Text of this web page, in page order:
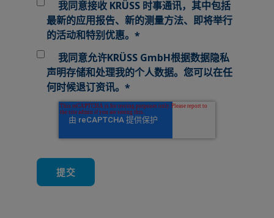
我同意接收 KRÜSS 时事通讯，其中包括
最新的应用报告、新的测量方法、即将举行
的活动和特别优惠。 *
我同意允许KRÜSS GmbH根据数据隐私
声明存储和处理我的个人数据。您可以在任
何时候退订资讯。 *